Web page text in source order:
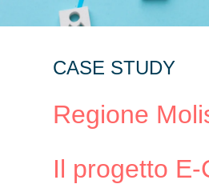
CASE STUDY
Regione
Il progetto E-